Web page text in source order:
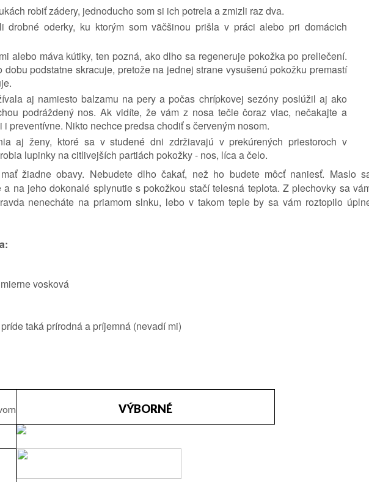
robiť zádery, jednoducho som si ich potrela a zmizli raz dva.
drobné oderky, ku ktorým som väčšinou prišla v práci alebo pri domácich
alebo máva kútiky, ten pozná, ako dlho sa regeneruje pokožka po preliečení.
dobu podstatne skracuje, pretože na jednej strane vysušenú pokožku premastí
aj namiesto balzamu na pery a počas chrípkovej sezóny poslúžil aj ako
podráždený nos. Ak vidíte, že vám z nosa tečie čoraz viac, nečakajte a
preventívne. Nikto nechce predsa chodiť s červeným nosom.
aj ženy, ktoré sa v studené dni zdržiavajú v prekúrených priestoroch v
lupinky na citlivejších partiách pokožky - nos, líca a čelo.
žiadne obavy. Nebudete dlho čakať, než ho budete môcť naniesť. Maslo
a na jeho dokonalé splynutie s pokožkou stačí telesná teplota. Z plechovky sa
nenecháte na priamom slnku, lebo v takom teple by sa vám roztopilo
mierne vosková
taká prírodná a príjemná (nevadí mi)
VÝBORNÉ